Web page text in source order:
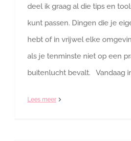
deel ik graag al die tips en
kunt passen. Dingen die je
hebt of in vrijwel elke
als je tenminste niet op een
buitenlucht bevalt. Vandaag
Lees meer